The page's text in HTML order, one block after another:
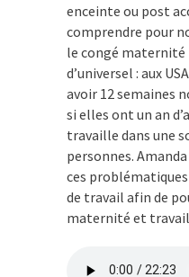
enceinte ou post
comprendre pour
le congé maternité
d’universel : aux
avoir 12 semaines
si elles ont un an
travaille dans une
personnes.
ces
de travail afin de
maternité et